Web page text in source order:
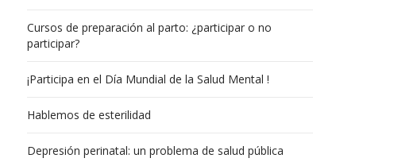
Cursos de preparación al parto: ¿participar o no
participar?
¡Participa en el Día Mundial de la Salud Mental !
Hablemos de esterilidad
Depresión perinatal: un problema de salud pública